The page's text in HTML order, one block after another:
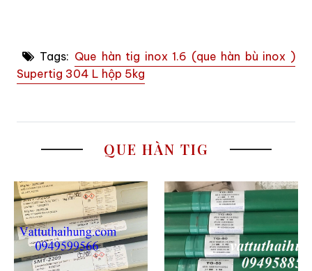
Tags: Que hàn tig inox 1.6 (que hàn bù inox )
Supertig 304 L hộp 5kg
QUE HÀN TIG